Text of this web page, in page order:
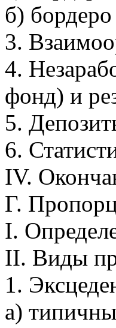
б)
3.
4.
фонд) и
5.
6.
IV.
Г.
I.
II. Виды
1.
а)